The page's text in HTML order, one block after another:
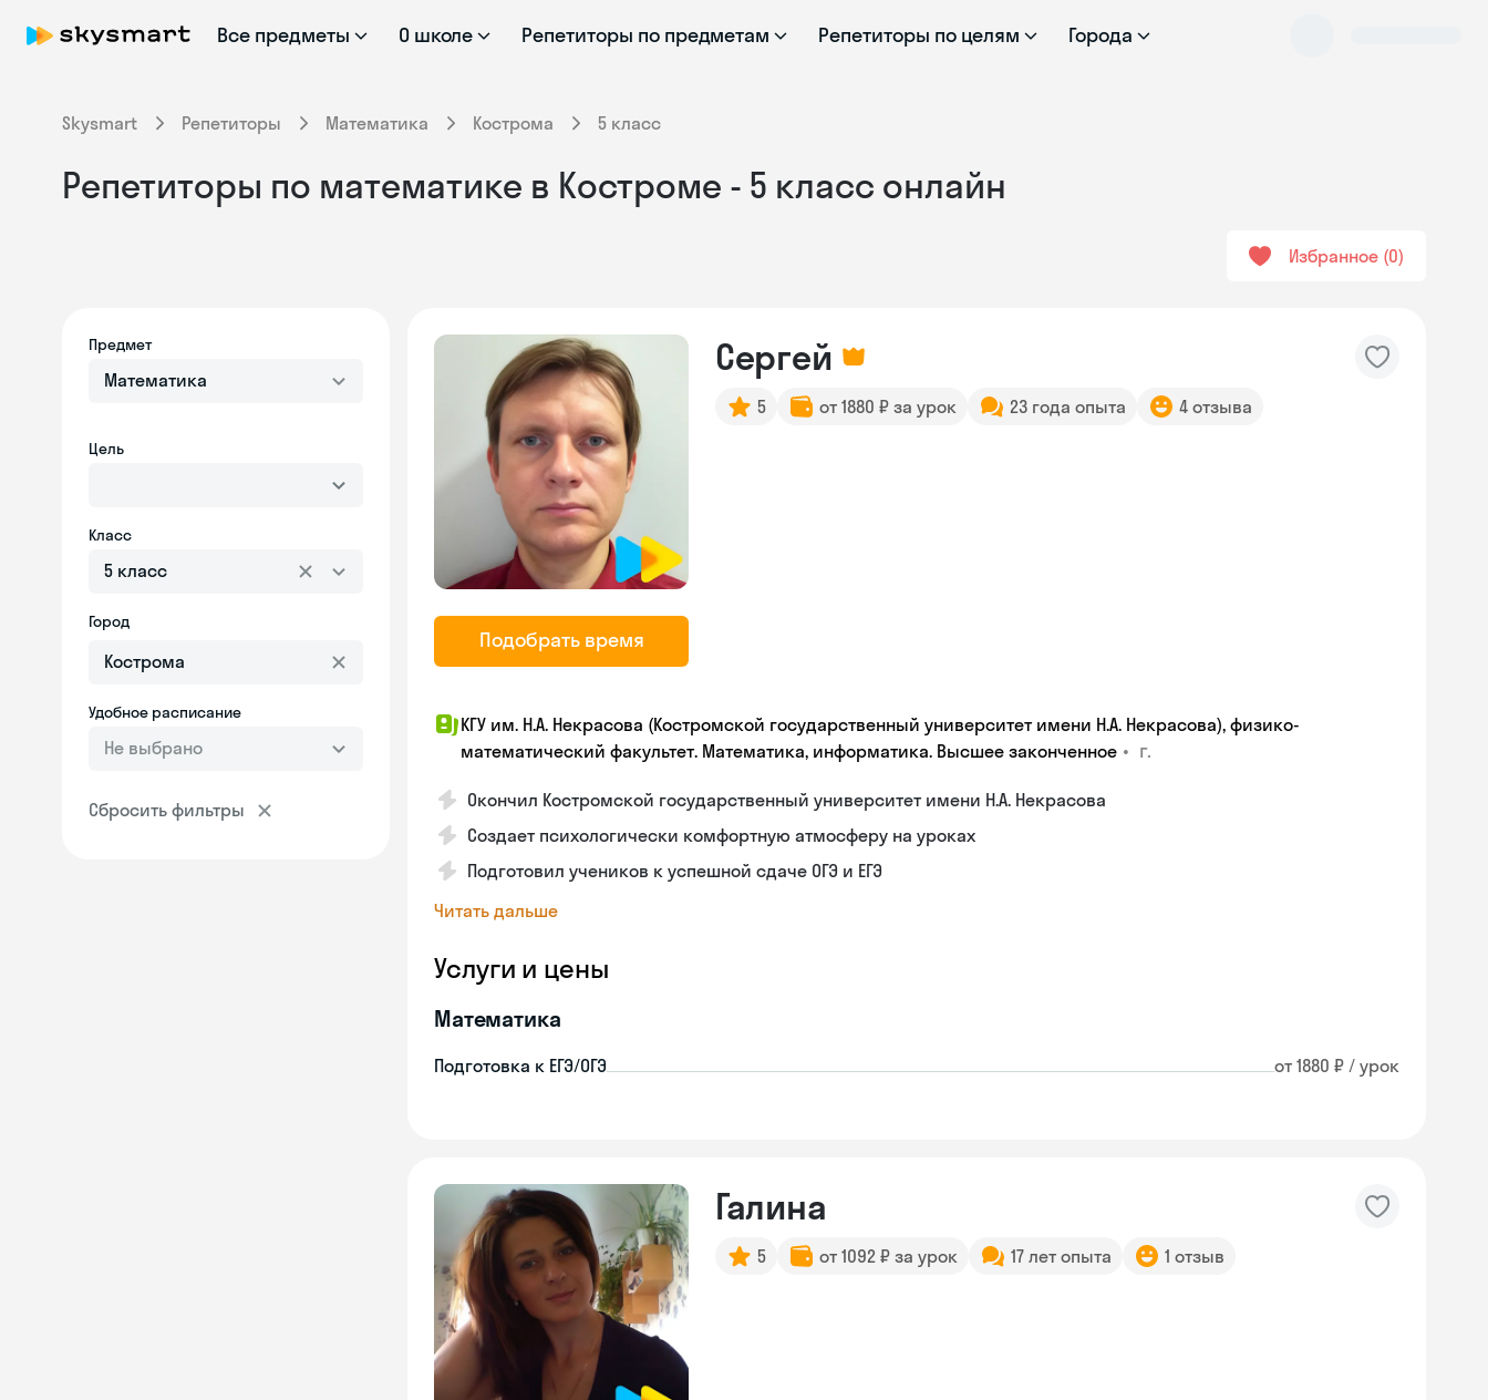
Все предметы О школе Репетиторы по предметам Репетиторы по целям Города
Skysmart Репетиторы Математика Кострома 5 класс
Репетиторы по математике в Костроме - 5 класс онлайн
Избранное 0
Предмет
Математика
Цель
Класс
5 класс
Город
Удобное расписание
Не выбрано
Сбросить фильтры
Подобрать время
Сергей
5 от 1880 ₽ за урок 23 года опыта 4 отзыва
КГУ им. Н.А. Некрасова (Костромской государственный университет имени Н.А. Некрасова), физико-
математический факультет. Математика, информатика. Высшее законченное • г.
Окончил Костромской государственный университет имени Н.А. Некрасова
Создает психологически комфортную атмосферу на уроках
Подготовил учеников к успешной сдаче ОГЭ и ЕГЭ
Читать дальше
Услуги и цены
Математика
Подготовка к ЕГЭ/ОГЭ от 1880 ₽ / урок
Галина
5 от 1092 ₽ за урок 17 лет опыта 1 отзыв